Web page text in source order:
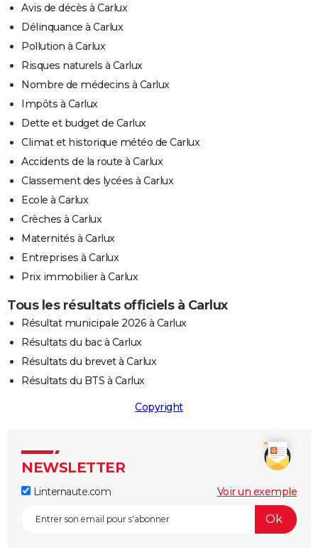
Avis de décès à Carlux
Délinquance à Carlux
Pollution à Carlux
Risques naturels à Carlux
Nombre de médecins à Carlux
Impôts à Carlux
Dette et budget de Carlux
Climat et historique météo de Carlux
Accidents de la route à Carlux
Classement des lycées à Carlux
Ecole à Carlux
Crèches à Carlux
Maternités à Carlux
Entreprises à Carlux
Prix immobilier à Carlux
Tous les résultats officiels à Carlux
Résultat municipale 2026 à Carlux
Résultats du bac à Carlux
Résultats du brevet à Carlux
Résultats du BTS à Carlux
Copyright
NEWSLETTER
Linternaute.com Voir un exemple